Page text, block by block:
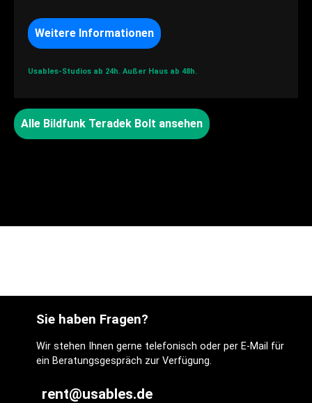
Weitere Informationen
Usables-Studios ab 24h. Außer Haus ab 48h.
Alle Bildfunk Teradek Bolt ansehen
Sie haben Fragen?
Wir stehen Ihnen gerne telefonisch oder per E-Mail für
ein Beratungsgespräch zur Verfügung.
rent@usables.de